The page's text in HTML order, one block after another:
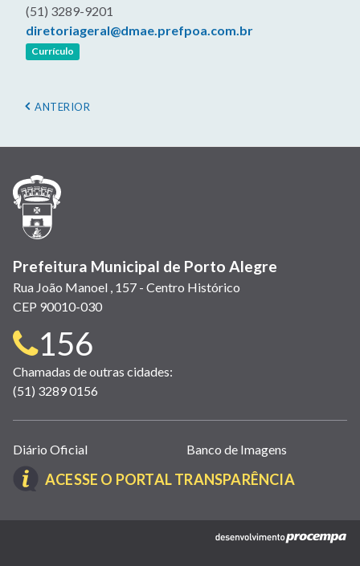
(51) 3289-9201
diretoriageral@dmae.prefpoa.com.br
Currículo
(link abre em nova janela)
Paginação
PÁGINA
ANTERIOR
Prefeitura Municipal de Porto Alegre
Rua João Manoel , 157 - Centro Histórico
CEP 90010-030
Telefone
para
contato:
156
Chamadas de outras cidades:
(51) 3289 0156
Links
úteis
(abrem
nova
Diário Oficial Banco de Imagens
ACESSE O PORTAL TRANSPARÊNCIA(LINK
EM
NOVA